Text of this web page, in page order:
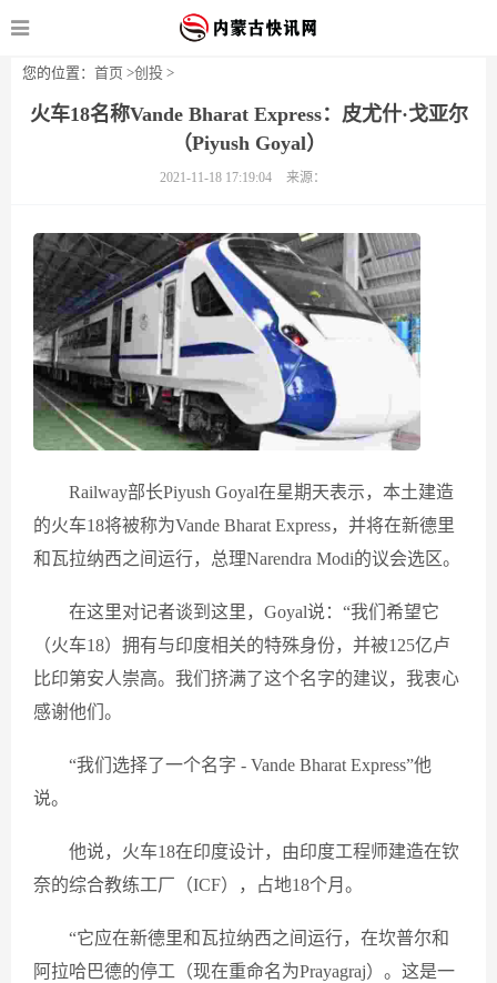
您的位置： 首页 >创投 >
火车18名称Vande Bharat Express：皮尤什·戈亚尔
（Piyush Goyal）
2021-11-18 17:19:04 来源：
Railway部长Piyush Goyal在星期天表示，本土建造
的火车18将被称为Vande Bharat Express，并将在新德里
和瓦拉纳西之间运行，总理Narendra Modi的议会选区。
在这里对记者谈到这里，Goyal说：“我们希望它
（火车18）拥有与印度相关的特殊身份，并被125亿卢
比印第安人崇高。我们挤满了这个名字的建议，我衷心
感谢他们。
“我们选择了一个名字 - Vande Bharat Express”他
说。
他说，火车18在印度设计，由印度工程师建造在钦
奈的综合教练工厂（ICF），占地18个月。
“它应在新德里和瓦拉纳西之间运行，在坎普尔和
阿拉哈巴德的停工（现在重命名为Prayagraj）。这是一